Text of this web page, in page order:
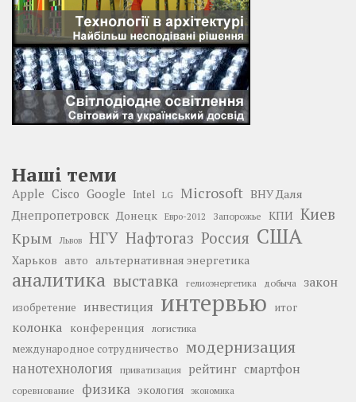
Наші теми
Apple Cisco Google Intel LG Microsoft ВНУ Даля
Днепропетровск Донецк Евро-2012 Запорожье КПИ Киев
Крым Львов НГУ Нафтогаз Россия США
Харьков авто альтернативная энергетика
аналитика выставка гелиоэнергетика добыча закон
изобретение инвестиция интервью итог
колонка конференция логистика
международное сотрудничество модернизация
нанотехнология приватизация рейтинг смартфон
соревнование физика экология экономика